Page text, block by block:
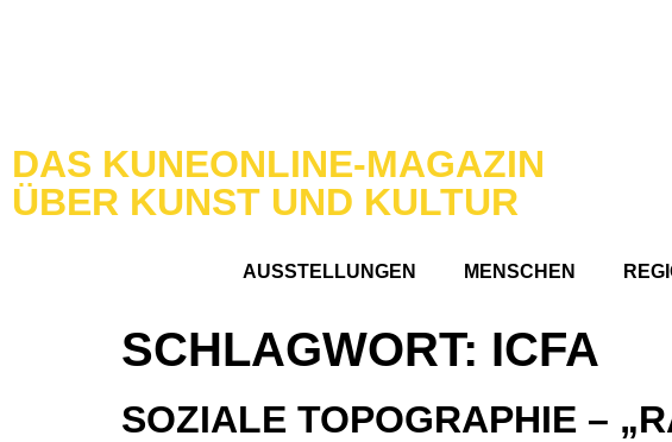
DAS KUNEONLINE-MAGAZIN
ÜBER KUNST UND KULTUR
AUSSTELLUNGEN MENSCHEN
SCHLAGWORT: ICFA
SOZIALE TOPOGRAPHIE –